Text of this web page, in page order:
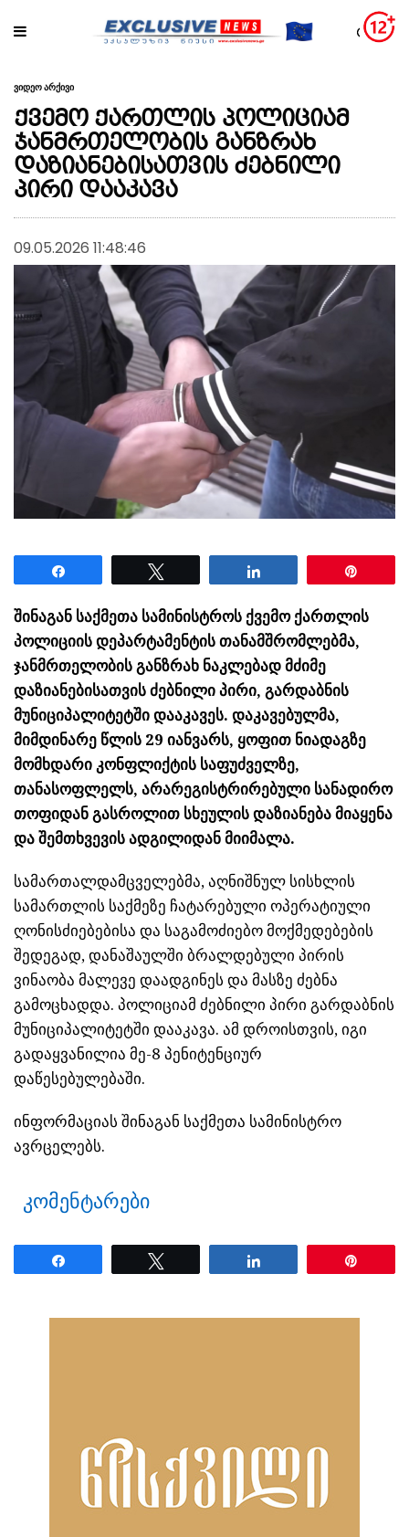
ვიდეო არქივი
ქვემო ქართლის პოლიციამ
ჯანმრთელობის განზრახ
დაზიანებისათვის ძებნილი
პირი დააკავა
09.05.2026 11:48:46
შინაგან საქმეთა სამინისტროს ქვემო ქართლის
პოლიციის დეპარტამენტის თანამშრომლებმა,
ჯანმრთელობის განზრახ ნაკლებად მძიმე
დაზიანებისათვის ძებნილი პირი, გარდაბნის
მუნიციპალიტეტში დააკავეს. დაკავებულმა,
მიმდინარე წლის 29 იანვარს, ყოფით ნიადაგზე
მომხდარი კონფლიქტის საფუძველზე,
თანასოფლელს, არარეგისტრირებული სანადირო
თოფიდან გასროლით სხეულის დაზიანება მიაყენა
და შემთხვევის ადგილიდან მიიმალა.
სამართალდამცველებმა, აღნიშნულ სისხლის
სამართლის საქმეზე ჩატარებული ოპერატიული
ღონისძიებებისა და საგამოძიებო მოქმედებების
შედეგად, დანაშაულში ბრალდებული პირის
ვინაობა მალევე დაადგინეს და მასზე ძებნა
გამოცხადდა. პოლიციამ ძებნილი პირი გარდაბნის
მუნიციპალიტეტში დააკავა. ამ დროისთვის, იგი
გადაყვანილია მე-8 პენიტენციურ
დაწესებულებაში.
ინფორმაციას შინაგან საქმეთა სამინისტრო
ავრცელებს.
კომენტარები